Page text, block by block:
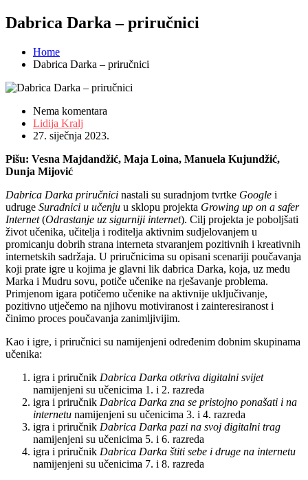
Dabrica Darka – priručnici
Home
Dabrica Darka – priručnici
Nema komentara
Lidija Kralj
27. siječnja 2023.
Pišu: Vesna Majdandžić, Maja Loina, Manuela Kujundžić,
Dunja Mijović
Dabrica Darka priručnici nastali su suradnjom tvrtke Google i
udruge Suradnici u učenju u sklopu projekta Growing up on a safer
Internet(Odrastanje uz sigurniji internet). Cilj projekta je poboljšati
život učenika, učitelja i roditelja aktivnim sudjelovanjem u
promicanju dobrih strana interneta stvaranjem pozitivnih i kreativnih
internetskih sadržaja. U priručnicima su opisani scenariji poučavanja
koji prate igre u kojima je glavni lik dabrica Darka, koja, uz medu
Marka i Mudru sovu, potiče učenike na rješavanje problema.
Primjenom igara potičemo učenike na aktivnije uključivanje,
pozitivno utječemo na njihovu motiviranost i zainteresiranost i
činimo proces poučavanja zanimljivijim.
Kao i igre, i priručnici su namijenjeni određenim dobnim skupinama
učenika:
igra i priručnik Dabrica Darka otkriva digitalni svijet
namijenjeni su učenicima 1. i 2. razreda
igra i priručnik Dabrica Darka zna se pristojno ponašati i na
internetu namijenjeni su učenicima 3. i 4. razreda
igra i priručnik Dabrica Darka pazi na svoj digitalni trag
namijenjeni su učenicima 5. i 6. razreda
igra i priručnik Dabrica Darka štiti sebe i druge na internetu
namijenjeni su učenicima 7. i 8. razreda